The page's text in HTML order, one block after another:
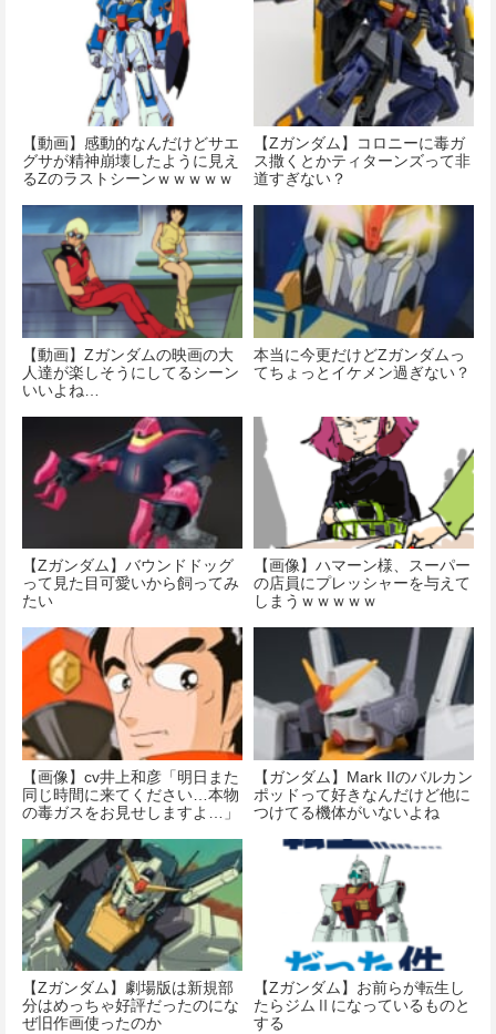
【動画】感動的なんだけどサエ
グサが精神崩壊したように見え
るΖのラストシーンｗｗｗｗｗ
【Ζガンダム】コロニーに毒ガ
ス撒くとかティターンズって非
道すぎない？
【動画】Ζガンダムの映画の大
人達が楽しそうにしてるシーン
いいよね…
本当に今更だけどΖガンダムっ
てちょっとイケメン過ぎない？
【Ζガンダム】バウンドドッグ
って見た目可愛いから飼ってみ
たい
【画像】ハマーン様、スーパー
の店員にプレッシャーを与えて
しまうｗｗｗｗｗ
【画像】cv井上和彦「明日また
同じ時間に来てください…本物
の毒ガスをお見せしますよ…」
【ガンダム】Mark IIのバルカン
ポッドって好きなんだけど他に
つけてる機体がいないよね
【Ζガンダム】劇場版は新規部
分はめっちゃ好評だったのにな
ぜ旧作画使ったのか
【Ζガンダム】お前らが転生し
たらジムⅡになっているものと
する